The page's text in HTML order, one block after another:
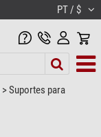
PT / $
>Suportes para